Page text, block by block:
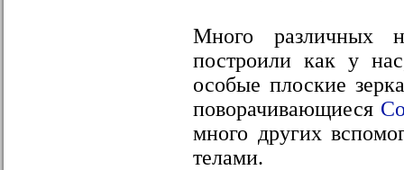
Много различных
построили как у
особые плоские
поворачивающиеся
много других
телами.